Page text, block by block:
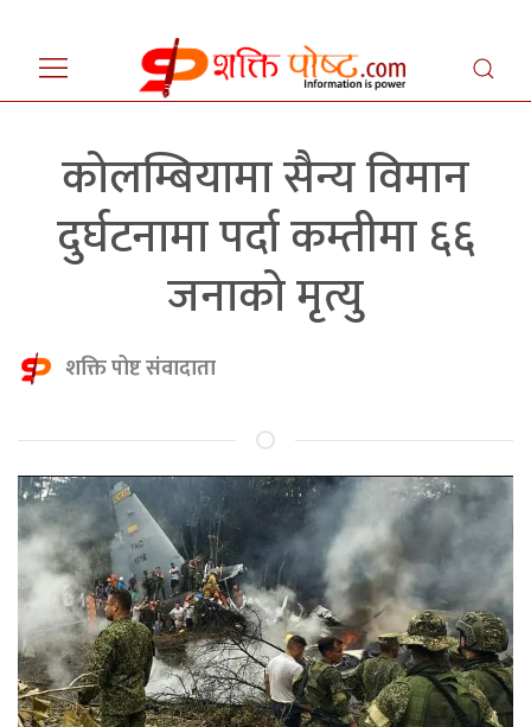
कोलम्बियामा सैन्य विमान
दुर्घटनामा पर्दा कम्तीमा ६६
जनाको मृत्यु
शक्ति पोष्ट संवादाता